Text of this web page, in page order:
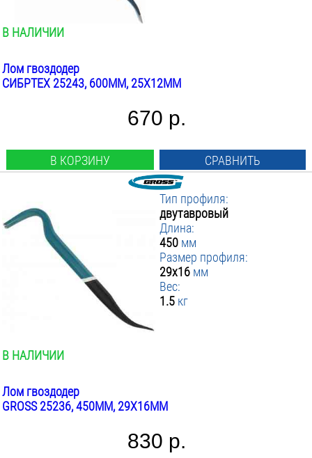
В НАЛИЧИИ
Лом гвоздодер
СИБРТЕХ 25243, 600ММ, 25X12ММ
670 р.
В КОРЗИНУ СРАВНИТЬ
Тип профиля:
двутавровый
Длина:
450 мм
Размер профиля:
29x16 мм
Вес:
1.5 кг
В НАЛИЧИИ
Лом гвоздодер
GROSS 25236, 450ММ, 29X16ММ
830 р.